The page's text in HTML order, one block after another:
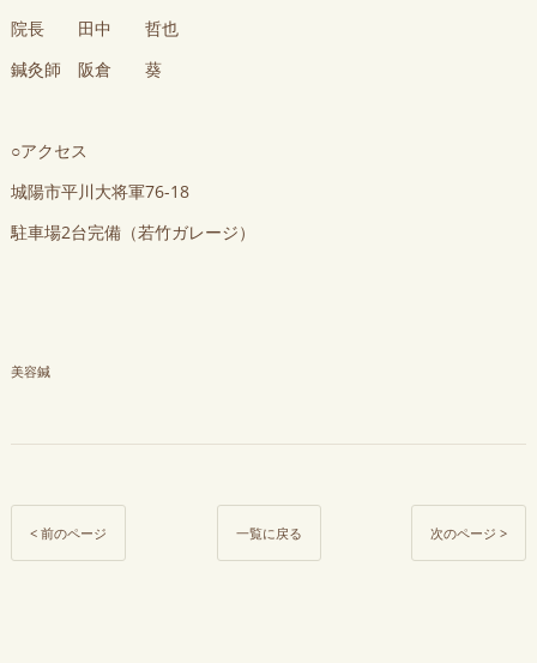
院長 田中 哲也
鍼灸師 阪倉 葵
○アクセス
城陽市平川大将軍76-18
駐車場2台完備（若竹ガレージ）
美容鍼
< 前のページ 一覧に戻る 次のページ >